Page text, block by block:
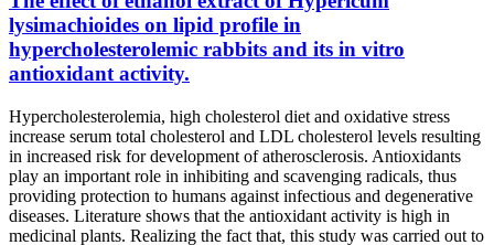
lysimachioides on lipid profile in
hypercholesterolemic rabbits and its in vitro
antioxidant activity.
Hypercholesterolemia, high cholesterol diet and oxidative stress
increase serum total cholesterol and LDL cholesterol levels resulting
in increased risk for development of atherosclerosis. Antioxidants
play an important role in inhibiting and scavenging radicals, thus
providing protection to humans against infectious and degenerative
diseases. Literature shows that the antioxidant activity is high in
medicinal plants. Realizing the fact that, this study was carried out to